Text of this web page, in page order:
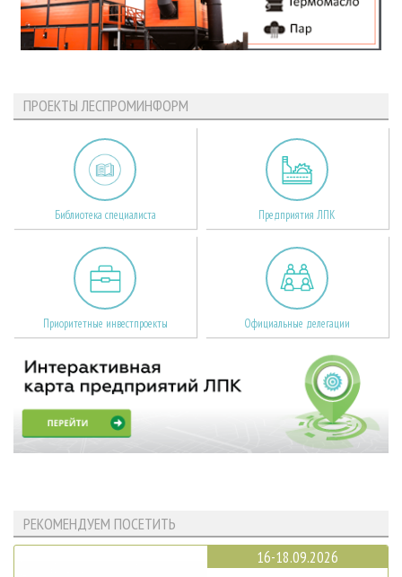
ПРОЕКТЫ ЛЕСПРОМИНФОРМ
Библиотека специалиста Предприятия ЛПК
Приоритетные инвестпроекты Официальные делегации
РЕКОМЕНДУЕМ ПОСЕТИТЬ
16-18.09.2026